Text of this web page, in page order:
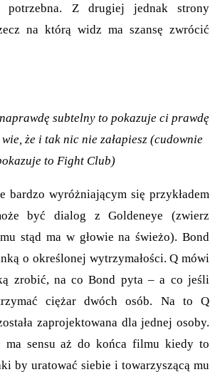
potrzebna. Z drugiej jednak strony
na którą widz ma szansę zwrócić
subtelny to pokazuje ci prawdę
że i tak nic nie załapiesz (cudownie
to Fight Club)
bardzo wyróżniającym się przykładem
być dialog z Goldeneye (zwierz
stąd ma w głowie na świeżo). Bond
o określonej wytrzymałości. Q mówi
zrobić, na co Bond pyta – a co jeśli
ciężar dwóch osób. Na to Q
zaprojektowana dla jednej osoby.
ma sensu aż do końca filmu kiedy to
by uratować siebie i towarzyszącą mu